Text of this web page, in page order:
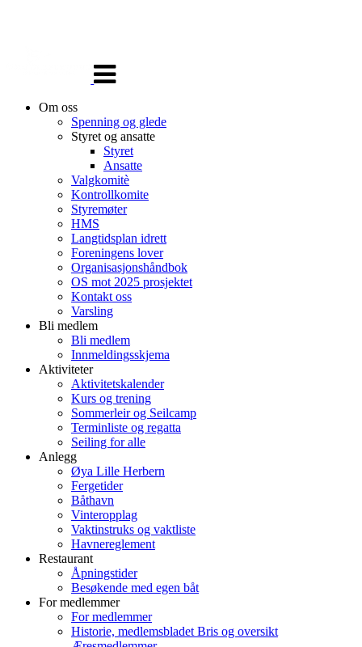
navigasjon
Om oss
Spenning og glede
Styret og ansatte
Styret
Ansatte
Valgkomitè
Kontrollkomite
Styremøter
HMS
Langtidsplan idrett
Foreningens lover
Organisasjonshåndbok
OS mot 2025 prosjektet
Kontakt oss
Varsling
Bli medlem
Bli medlem
Innmeldingsskjema
Aktiviteter
Aktivitetskalender
Kurs og trening
Sommerleir og Seilcamp
Terminliste og regatta
Seiling for alle
Anlegg
Øya Lille Herbern
Fergetider
Båthavn
Vinteropplag
Vaktinstruks og vaktliste
Havnereglement
Restaurant
Åpningstider
Besøkende med egen båt
For medlemmer
For medlemmer
Historie, medlemsbladet Bris og oversikt